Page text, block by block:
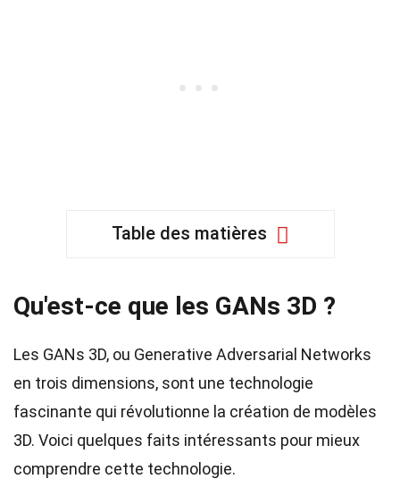
Table des matières
Qu'est-ce que les GANs 3D ?
Les GANs 3D, ou Generative Adversarial Networks
en trois dimensions, sont une technologie
fascinante qui révolutionne la création de modèles
3D. Voici quelques faits intéressants pour mieux
comprendre cette technologie.